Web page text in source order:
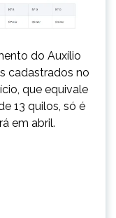
do Auxílio
cadastrados no
que equivale
13 quilos, só é
em abril.